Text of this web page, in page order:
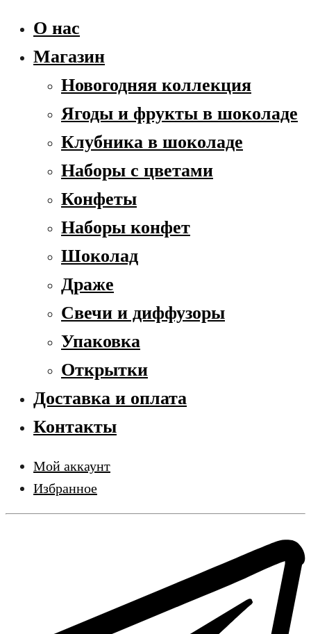
О нас
Магазин
Новогодняя коллекция
Ягоды и фрукты в шоколаде
Клубника в шоколаде
Наборы с цветами
Конфеты
Наборы конфет
Шоколад
Драже
Свечи и диффузоры
Упаковка
Открытки
Доставка и оплата
Контакты
Мой аккаунт
Избранное